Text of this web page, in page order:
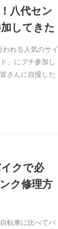
八代セン
してきた
れる人気のサイ
」にプチ参加し
さんに自慢した
クで必
ク修理方
転車に比べてパ